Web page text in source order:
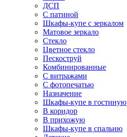
ДСП
С патиной
Шкафы-купе с зеркалом
Матовое зеркало
Стекло
Цветное стекло
Пескоструй
Комбинированные
С витражами
С фотопечатью
Назначение
Шкафы-купе в гостиную
В коридор
В прихожую
Шкафы-купе в спальню